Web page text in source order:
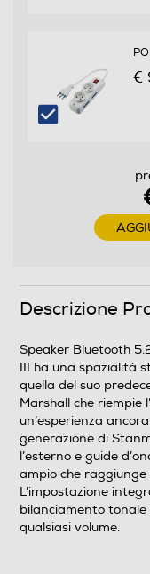
Altezza-mm
188
Profondità-mm
Peso-Kg
Informazioni sulla
Clicca qui
€
Descrizione
Speaker Bluetooth
III ha una spazialità
quella del suo
Marshall che
un’esperienza
generazione di
l’esterno e guide
ampio che
L’impostazione
bilanciamento
qualsiasi volume.